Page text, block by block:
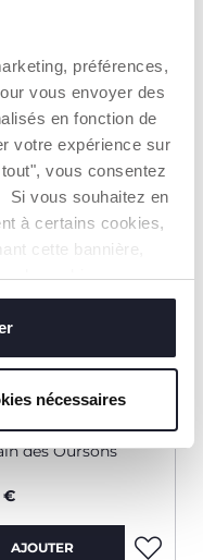
préférences,
vous envoyer des
en fonction de
votre expérience sur
vous consentez
Si vous souhaitez en
à certains cookies,
cette bannière,
cookies
service demandé.
nécessaires
des Vaches
des Oursons
€
AJOUTER